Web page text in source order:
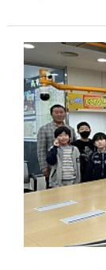
만들기 위한